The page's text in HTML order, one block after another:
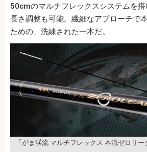
50cmのマルチフレックスシステムを
長さ調整も可能。繊細なアプローチで
ための、洗練された一本だ。
「がま渓流 マルチフレックス 本流ゼロリー